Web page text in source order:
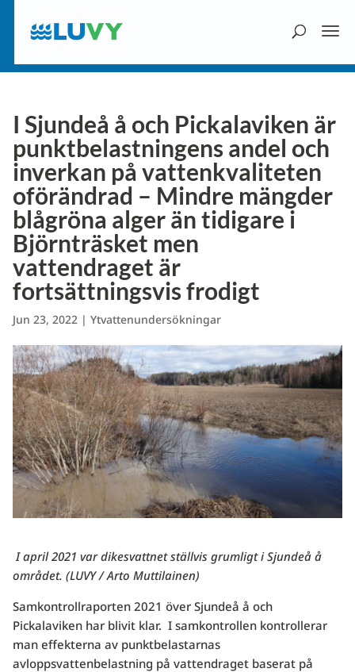
I Sjundeå å och Pickalaviken är
punktbelastningens andel och
inverkan på vattenkvaliteten
oförändrad – Mindre mängder
blågröna alger än tidigare i
Björnträsket men
vattendraget är
fortsättningsvis frodigt
Jun 23, 2022| Ytvattenundersökningar
I april 2021 var dikesvattnet ställvis grumligt i Sjundeå å
området. (LUVY / Arto Muttilainen)
Samkontrollraporten 2021 över Sjundeå å och
Pickalaviken har blivit klar. I samkontrollen kontrollerar
man effekterna av punktbelastarnas
avloppsvattenbelastning på vattendraget baserat på